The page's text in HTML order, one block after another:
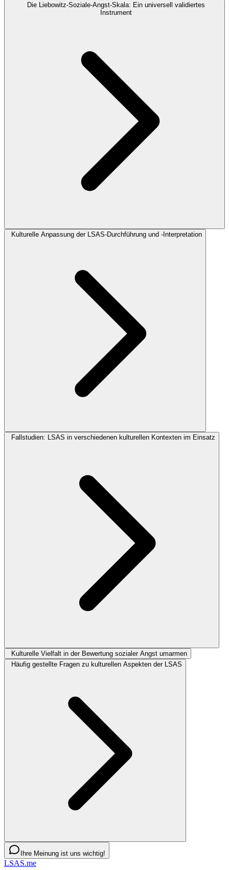
Die Liebowitz-Soziale-Angst-Skala: Ein universell validiertes
Instrument
Kulturelle Anpassung der LSAS-Durchführung und -Interpretation
Fallstudien: LSAS in verschiedenen kulturellen Kontexten im Einsatz
Kulturelle Vielfalt in der Bewertung sozialer Angst umarmen
Häufig gestellte Fragen zu kulturellen Aspekten der LSAS
Ihre Meinung ist uns wichtig!
LSAS.me